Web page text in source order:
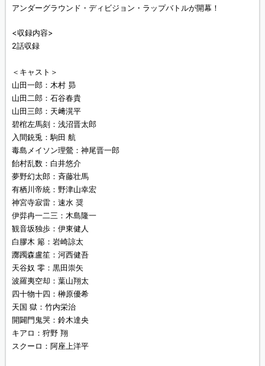
アンダーグラウンド・ディビジョン・ラップバトルが開幕！
<収録内容>
2話収録
＜キャスト＞
山田一郎：木村 昴
山田二郎：石谷春貴
山田三郎：天﨑滉平
碧棺左馬刻：浅沼晋太郎
入間銃兎：駒田 航
毒島メイソン理鶯：神尾晋一郎
飴村乱数：白井悠介
夢野幻太郎：斉藤壮馬
有栖川帝統：野津山幸宏
神宮寺寂雷：速水 奨
伊弉冉一二三：木島隆一
観音坂独歩：伊東健人
白膠木 簓：岩崎諒太
躑躅森盧笙：河西健吾
天谷奴 零：黒田崇矢
波羅夷空却：葉山翔太
四十物十四：榊原優希
天国 獄：竹内栄治
開闢門鬼哭：鈴木達央
キアロ：狩野 翔
スクーロ：阿座上洋平